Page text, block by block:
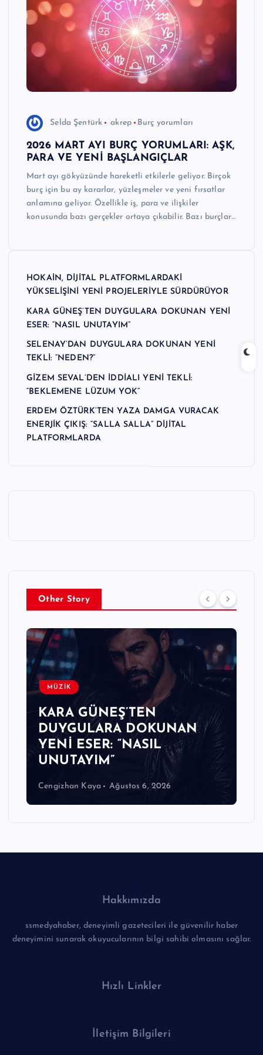
e
r
I
Ö
z
g
ü
n
H
a
b
n
M
e
r
e
zi
Selda Şentürk akrep Burç yorumları
2026 MART AYI BURÇ YORUMLARI: AŞK,
PARA VE YENİ BAŞLANGIÇLAR
Mart ayı gökyüzünde hareketli etkilerle geliyor. Birçok
burç için bu ay kararlar, yüzleşmeler ve yeni fırsatlar
anlamına geliyor. Özellikle iş, para ve ilişkiler
konusunda bazı gerçekler ortaya çıkabilir. Bazı burçlar…
HOKAİN, DİJİTAL PLATFORMLARDAKİ
YÜKSELİŞİNİ YENİ PROJELERİYLE SÜRDÜRÜYOR
KARA GÜNEŞ’TEN DUYGULARA DOKUNAN YENİ
ESER: “NASIL UNUTAYIM”
SELENAY’DAN DUYGULARA DOKUNAN YENİ
TEKLİ: “NEDEN?”
GİZEM SEVAL’DEN İDDİALI YENİ TEKLİ:
“BEKLEMENE LÜZUM YOK”
ERDEM ÖZTÜRK’TEN YAZA DAMGA VURACAK
ENERJİK ÇIKIŞ: “SALLA SALLA” DİJİTAL
PLATFORMLARDA
Other Story
MÜZİK
KARA GÜNEŞ’TEN
DUYGULARA DOKUNAN
YENİ ESER: “NASIL
UNUTAYIM”
Cengizhan Kaya Ağustos 6, 2026
Hakkımızda
ssmedyahaber, deneyimli gazetecileri ile güvenilir haber
deneyimini sunarak okuyucularının bilgi sahibi olmasını sağlar.
Hızlı Linkler
İletişim Bilgileri